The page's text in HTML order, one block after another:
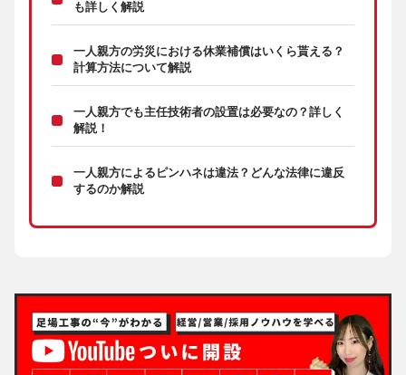
も詳しく解説
一人親方の労災における休業補償はいくら貰える？
計算方法について解説
一人親方でも主任技術者の設置は必要なの？詳しく
解説！
一人親方によるピンハネは違法？どんな法律に違反
するのか解説